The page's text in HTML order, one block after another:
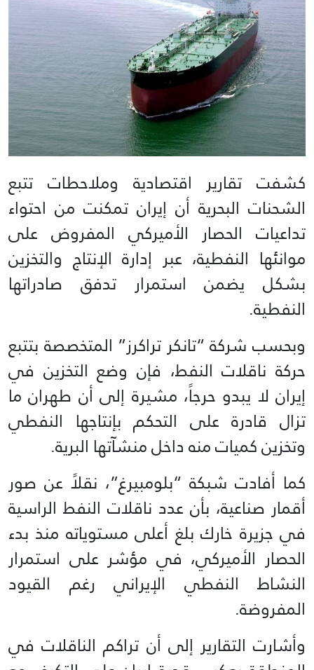
كشفت تقارير اقتصادية وملاحطات تتبع
الشحنات البحرية أن إيران تمكنت من احتواء
تداعيات الحصار الأميركي المفروض على
موانئها النفطية، عبر إدارة الإنتاج والتخزين
بشكل يضمن استمرار تدفق صادراتها
النفطية.
وبحسب شركة “تانكر تراكرز” المتخصصة بتتبع
حركة ناقلات النفط، فإن وضع التخزين في
إيران لا يبدو حرجاً، مشيرة إلى أن طهران ما
تزال قادرة على التحكم بإنتاجها النفطي
وتخزين كميات منه داخل منشآتها البرية.
كما أفادت شبكة “بلومبيرغ”، نقلاً عن صور
أقمار صناعية، بأن عدد ناقلات النفط الراسية
في جزيرة خارك بلغ أعلى مستوياته منذ بدء
الحصار الأميركي، في مؤشر على استمرار
النشاط النفطي الإيراني رغم القيود
المفروضة.
وأشارت التقارير إلى أن تراكم الناقلات في